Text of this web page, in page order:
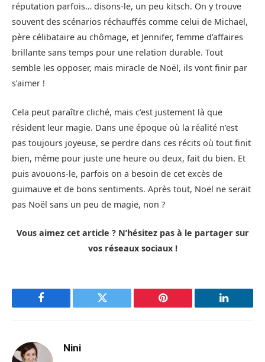
réputation parfois… disons-le, un peu kitsch. On y trouve
souvent des scénarios réchauffés comme celui de Michael,
père célibataire au chômage, et Jennifer, femme d’affaires
brillante sans temps pour une relation durable. Tout
semble les opposer, mais miracle de Noël, ils vont finir par
s’aimer !
Cela peut paraître cliché, mais c’est justement là que
résident leur magie. Dans une époque où la réalité n’est
pas toujours joyeuse, se perdre dans ces récits où tout finit
bien, même pour juste une heure ou deux, fait du bien. Et
puis avouons-le, parfois on a besoin de cet excès de
guimauve et de bons sentiments. Après tout, Noël ne serait
pas Noël sans un peu de magie, non ?
Vous aimez cet article ? N’hésitez pas à le partager sur
vos réseaux sociaux !
Facebook Twitter Pinterest LinkedIn
Nini